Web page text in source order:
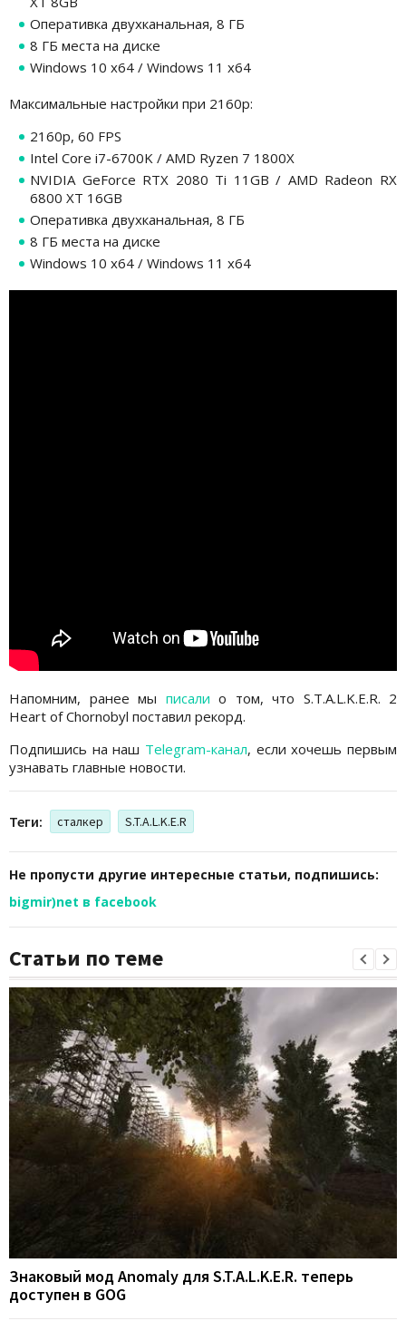
Оперативка двухканальная, 8 ГБ
8 ГБ места на диске
Windows 10 x64 / Windows 11 x64
Максимальные настройки при 2160р:
2160p, 60 FPS
Intel Core i7-6700K / AMD Ryzen 7 1800X
NVIDIA GeForce RTX 2080 Ti 11GB / AMD Radeon RX
6800 XT 16GB
Оперативка двухканальная, 8 ГБ
8 ГБ места на диске
Windows 10 x64 / Windows 11 x64
Напомним, ранее мы писали о том, что S.T.A.L.K.E.R. 2
Heart of Chornobyl поставил рекорд.
Подпишись на наш Telegram-канал, если хочешь первым
узнавать главные новости.
Теги: сталкер S.T.A.L.K.E.R
Не пропусти другие интересные статьи, подпишись:
bigmir)net в facebook
Статьи по теме
Знаковый мод Anomaly для S.T.A.L.K.E.R. теперь
доступен в GOG